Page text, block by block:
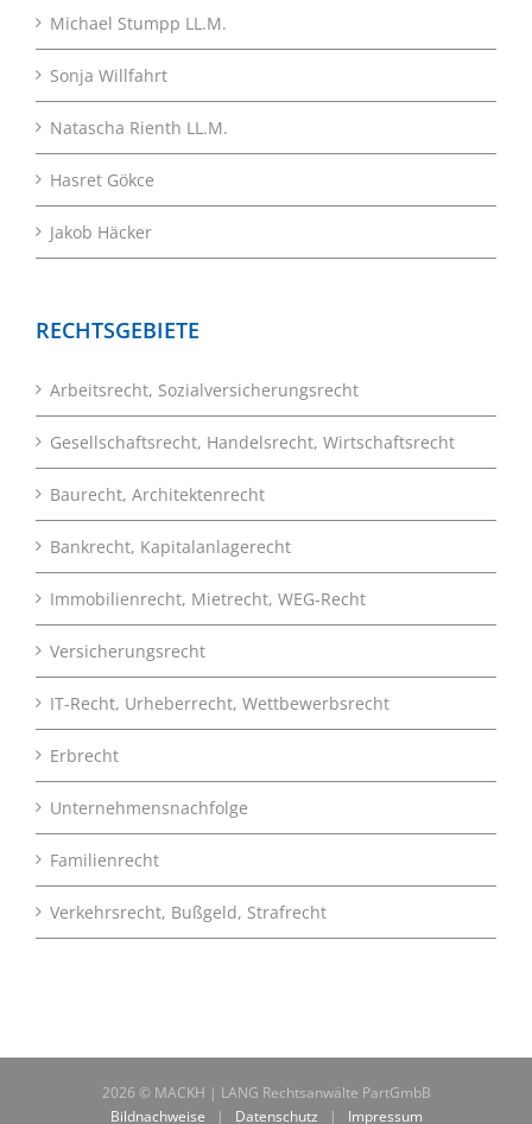
Michael Stumpp LL.M.
Sonja Willfahrt
Natascha Rienth LL.M.
Hasret Gökce
Jakob Häcker
RECHTSGEBIETE
Arbeitsrecht, Sozialversicherungsrecht
Gesellschaftsrecht, Handelsrecht, Wirtschaftsrecht
Baurecht, Architektenrecht
Bankrecht, Kapitalanlagerecht
Immobilienrecht, Mietrecht, WEG-Recht
Versicherungsrecht
IT-Recht, Urheberrecht, Wettbewerbsrecht
Erbrecht
Unternehmensnachfolge
Familienrecht
Verkehrsrecht, Bußgeld, Strafrecht
2026 © MACKH | LANG Rechtsanwälte PartGmbB
Bildnachweise | Datenschutz | Impressum